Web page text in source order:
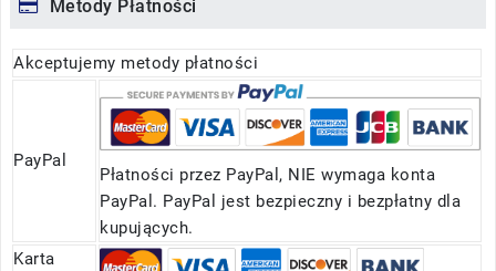
Metody Płatności
Akceptujemy metody płatności
PayPal
Płatności przez PayPal, NIE wymaga konta
PayPal. PayPal jest bezpieczny i bezpłatny dla
kupujących.
Karta